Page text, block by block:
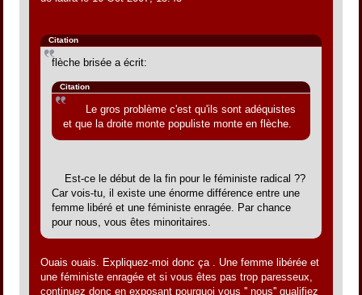
Citation
flèche brisée a écrit:
Citation
Le gros problème c'est qu'ils sont adéquistes
et que la droite monte populiste monte en flèche.
Est-ce le début de la fin pour le féministe radical ??
Car vois-tu, il existe une énorme différence entre une
femme libéré et une féministe enragée. Par chance
pour nous, vous êtes minoritaires.
Ouais ouais. Expliquez-moi donc ça . Une femme libérée et
une féministe enragée et si vous êtes pas trop paresseux,
continuez donc en exposant pourquoi vous '' nous'' qualifiez